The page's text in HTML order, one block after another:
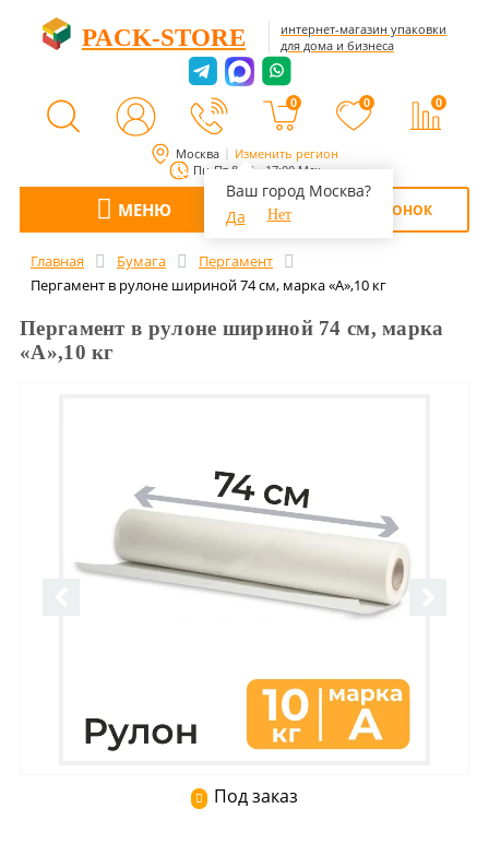
Москва Изменить регион
Ваш город Москва?
Да
Нет
Пн-Пт 8:00 - 17:00 Мск
PACK-STORE
интернет-магазин упаковки
для дома и бизнеса
0 0 0
МЕНЮ ОБРАТНЫЙ ЗВОНОК
Главная Бумага
Пергамент
Пергамент в рулоне шириной 74 см, марка «А»,10 кг
Пергамент в рулоне шириной 74 см, марка
«А»,10 кг
Под заказ